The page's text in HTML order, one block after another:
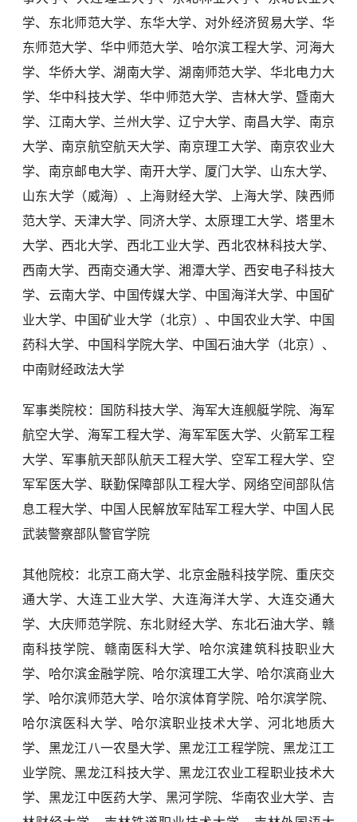
学、东北师范大学、东华大学、对外经济贸易大学、华
东师范大学、华中师范大学、哈尔滨工程大学、河海大
学、华侨大学、湖南大学、湖南师范大学、华北电力大
学、华中科技大学、华中师范大学、吉林大学、暨南大
学、江南大学、兰州大学、辽宁大学、南昌大学、南京
大学、南京航空航天大学、南京理工大学、南京农业大
学、南京邮电大学、南开大学、厦门大学、山东大学、
山东大学（威海）、上海财经大学、上海大学、陕西师
范大学、天津大学、同济大学、太原理工大学、塔里木
大学、西北大学、西北工业大学、西北农林科技大学、
西南大学、西南交通大学、湘潭大学、西安电子科技大
学、云南大学、中国传媒大学、中国海洋大学、中国矿
业大学、中国矿业大学（北京）、中国农业大学、中国
药科大学、中国科学院大学、中国石油大学（北京）、
中南财经政法大学
军事类院校：国防科技大学、海军大连舰艇学院、海军
航空大学、海军工程大学、海军军医大学、火箭军工程
大学、军事航天部队航天工程大学、空军工程大学、空
军军医大学、联勤保障部队工程大学、网络空间部队信
息工程大学、中国人民解放军陆军工程大学、中国人民
武装警察部队警官学院
其他院校：北京工商大学、北京金融科技学院、重庆交
通大学、大连工业大学、大连海洋大学、大连交通大
学、大庆师范学院、东北财经大学、东北石油大学、赣
南科技学院、赣南医科大学、哈尔滨建筑科技职业大
学、哈尔滨金融学院、哈尔滨理工大学、哈尔滨商业大
学、哈尔滨师范大学、哈尔滨体育学院、哈尔滨学院、
哈尔滨医科大学、哈尔滨职业技术大学、河北地质大
学、黑龙江八一农垦大学、黑龙江工程学院、黑龙江工
业学院、黑龙江科技大学、黑龙江农业工程职业技术大
学、黑龙江中医药大学、黑河学院、华南农业大学、吉